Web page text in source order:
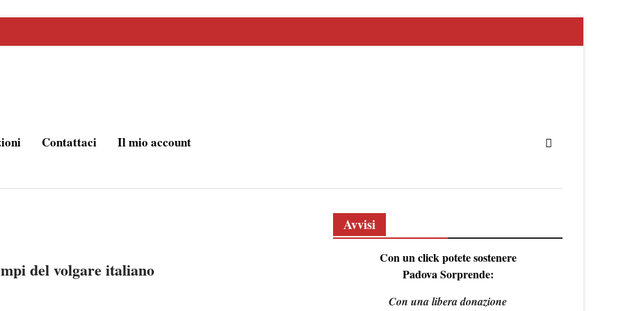
Contattaci Il mio account
del volgare italiano
Avvisi
Con un click potete sostenere
Padova Sorprende:
Con una libera donazione